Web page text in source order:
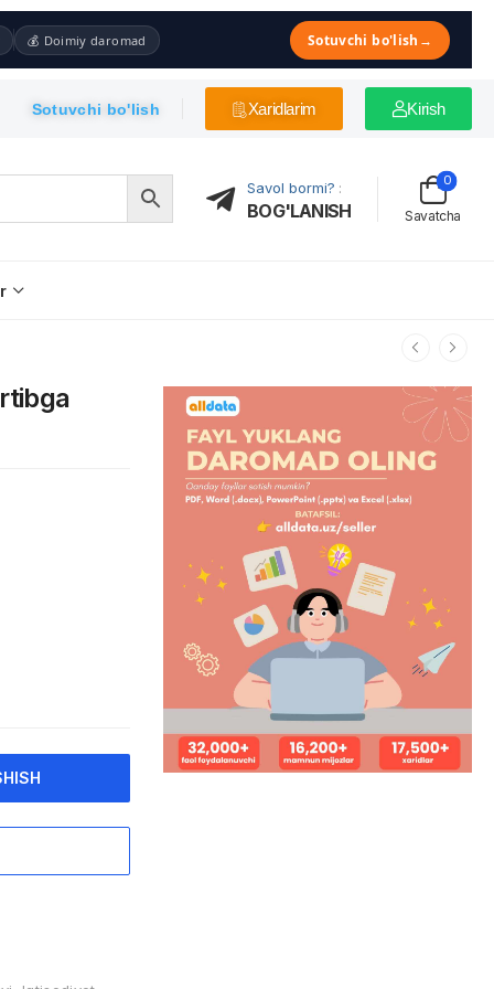
💰 Doimiy daromad Sotuvchi bo'lish →
Sotuvchi bo'lish Xaridlarim Kirish
Savol bormi? :
BOG'LANISH Savatcha
0